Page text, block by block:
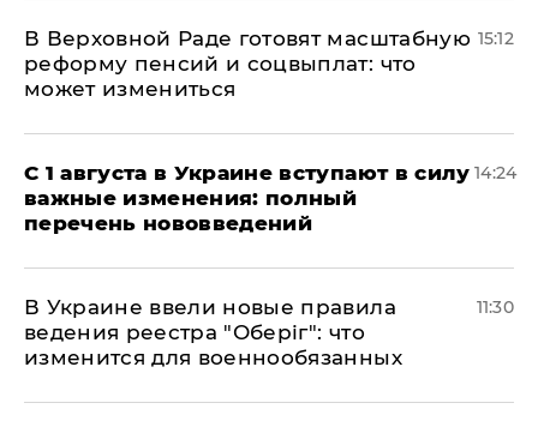
В Верховной Раде готовят масштабную
реформу пенсий и соцвыплат: что
может измениться
15:12
С 1 августа в Украине вступают в силу
важные изменения: полный
перечень нововведений
14:24
В Украине ввели новые правила
ведения реестра "Оберіг": что
изменится для военнообязанных
11:30